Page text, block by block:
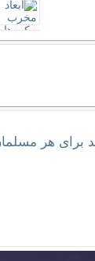
برای هر